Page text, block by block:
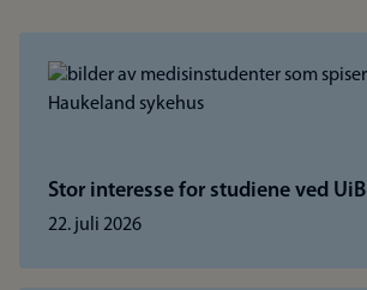
Stor interesse for studiene ved UiB
22. juli 2026